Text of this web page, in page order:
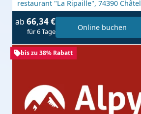
restaurant "La Ripaille", 74390 Châtel
ab 66,34 €
für 6 Tage Online buchen
bis zu 38% Rabatt